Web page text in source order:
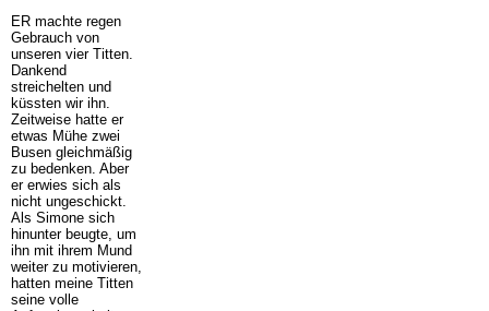
ER machte regen
Gebrauch von
unseren vier Titten.
Dankend
streichelten und
küssten wir ihn.
Zeitweise hatte er
etwas Mühe zwei
Busen gleichmäßig
zu bedenken. Aber
er erwies sich als
nicht ungeschickt.
Als Simone sich
hinunter beugte, um
ihn mit ihrem Mund
weiter zu motivieren,
hatten meine Titten
seine volle